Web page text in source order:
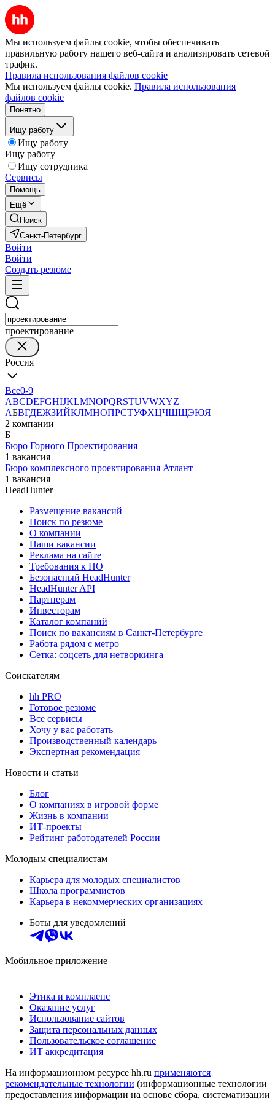
Мы используем файлы cookie, чтобы обеспечивать
правильную работу нашего веб-сайта и анализировать сетевой
трафик.
Правила использования файлов cookie
Мы используем файлы cookie. Правила использования
файлов cookie
Понятно
Ищу работу
Ищу работу
Ищу работу
Ищу сотрудника
Сервисы
Помощь
Ещё
Поиск
Санкт-Петербург
Войти
Войти
Создать резюме
проектирование
Россия
Все0-9
ABCDEFGHIJKLMNOPQRSTUVWXYZ
АБВГДЕЖЗИЙКЛМНОПРСТУФХЦЧШЩЭЮЯ
2 компании
Б
Бюро Горного Проектирования
1 вакансия
Бюро комплексного проектирования Атлант
1 вакансия
HeadHunter
Размещение вакансий
Поиск по резюме
О компании
Наши вакансии
Реклама на сайте
Требования к ПО
Безопасный HeadHunter
HeadHunter API
Партнерам
Инвесторам
Каталог компаний
Поиск по вакансиям в Санкт-Петербурге
Работа рядом с метро
Сетка: соцсеть для нетворкинга
Соискателям
hh PRO
Готовое резюме
Все сервисы
Хочу у вас работать
Производственный календарь
Экспертная рекомендация
Новости и статьи
Блог
О компаниях в игровой форме
Жизнь в компании
ИТ-проекты
Рейтинг работодателей России
Молодым специалистам
Карьера для молодых специалистов
Школа программистов
Карьера в некоммерческих организациях
Боты для уведомлений
Мобильное приложение
Этика и комплаенс
Оказание услуг
Использование сайтов
Защита персональных данных
Пользовательское соглашение
ИТ аккредитация
На информационном ресурсе hh.ru применяются
рекомендательные технологии (информационные технологии
предоставления информации на основе сбора, систематизации